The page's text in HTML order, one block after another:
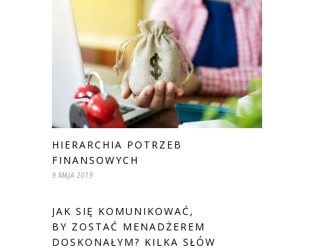
HIERARCHIA POTRZEB
FINANSOWYCH
9 MAJA 2019
JAK SIĘ KOMUNIKOWAĆ,
BY ZOSTAĆ MENADŻEREM
DOSKONAŁYM? KILKA SŁÓW